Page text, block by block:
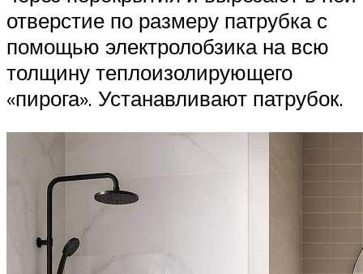
отверстие по размеру патрубка с
помощью электролобзика на всю
толщину теплоизолирующего
«пирога». Устанавливают патрубок.